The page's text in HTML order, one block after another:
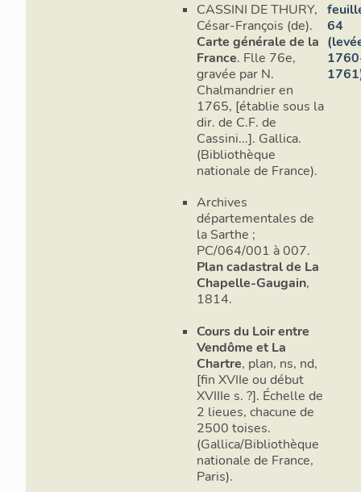
CASSINI DE THURY,
César-François (de).
Carte générale de la
France. Flle 76e,
gravée par N.
Chalmandrier en
1765, [établie sous la
dir. de C.F. de
Cassini...]. Gallica.
(Bibliothèque
nationale de France).
64
Archives
départementales de
la Sarthe ;
PC/064/001 à 007.
Plan cadastral de La
Chapelle-Gaugain,
1814.
Cours du Loir entre
Vendôme et La
Chartre, plan, ns, nd,
[fin XVIIe ou début
XVIIIe s. ?]. Échelle de
2 lieues, chacune de
2500 toises.
(Gallica/Bibliothèque
nationale de France,
Paris).